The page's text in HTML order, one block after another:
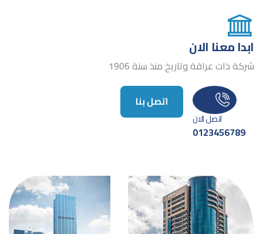
ابدا معنا الان
شركة ذات عراقة وتاريخ منذ سنة 1906
اتصل الان
0123456789
اتصل بنا